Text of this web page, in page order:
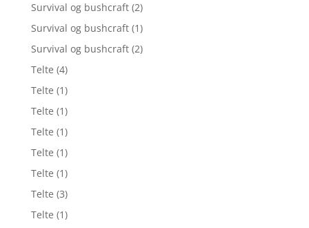
Survival og bushcraft (2)
Survival og bushcraft (1)
Survival og bushcraft (2)
Telte (4)
Telte (1)
Telte (1)
Telte (1)
Telte (1)
Telte (1)
Telte (3)
Telte (1)